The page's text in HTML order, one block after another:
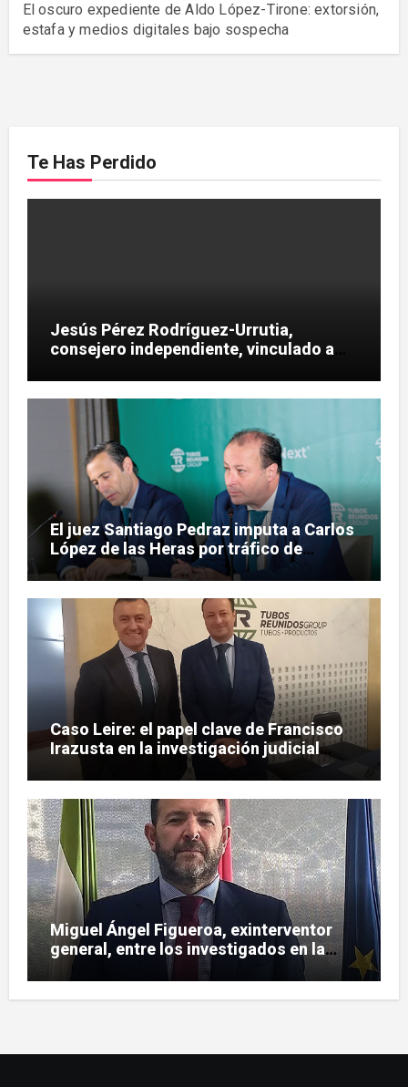
El oscuro expediente de Aldo López-Tirone: extorsión,
estafa y medios digitales bajo sospecha
Te Has Perdido
Jesús Pérez Rodríguez-Urrutia,
consejero independiente, vinculado a
Reunidos
El juez Santiago Pedraz imputa a Carlos
López de las Heras por tráfico de
influencias en el caso Leire
Caso Leire: el papel clave de Francisco
Irazusta en la investigación judicial
sobre Tubos Reunidos
Miguel Ángel Figueroa, exinterventor
general, entre los investigados en la
pieza SEPI